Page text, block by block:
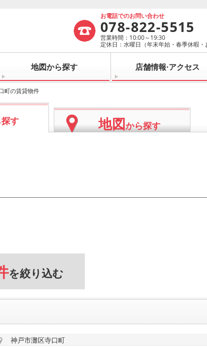
お電話でのお問い合わせ
078-822-5515
営業時間：10:00～19:30
定休日：水曜日（年末年始・春季休暇・
地図から探す 店舗情報·アクセス
町の賃貸物件
す 地図から探す
を絞り込む
神戸市灘区寺口町